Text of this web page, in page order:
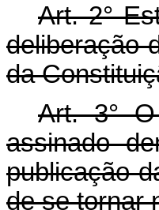
Art. 2°
deliberação
da
Art. 3°
assinado
publicação
de se tornar